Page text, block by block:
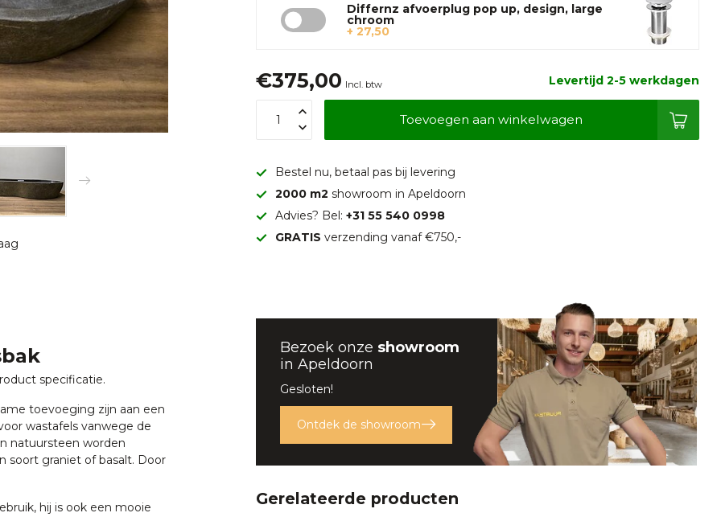
Differnz afvoerplug pop up, design, large
chroom
+ 27,50
€375,00 Incl. btw Levertijd 2-5 werkdagen
Toevoegen aan winkelwagen
Bestel nu, betaal pas bij levering
2000 m2showroom in Apeldoorn
Advies? Bel:+31 55 540 0998
GRATIS verzending vanaf €750,-
specificatie.
toevoeging zijn aan een
wastafels vanwege de
natuursteen worden
soort graniet of basalt. Door
hij is ook een mooie
Bezoek onze showroom
in Apeldoorn
Gesloten!
Ontdek de showroom
Gerelateerde producten